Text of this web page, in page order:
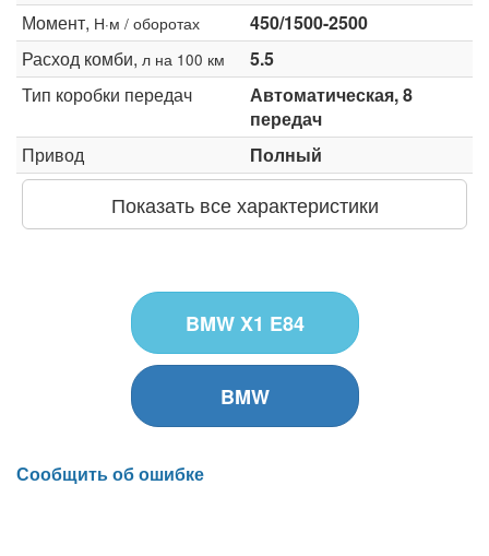
Момент, Н·м / оборотах
450/1500-2500
Расход комби, л на 100 км
5.5
Тип коробки передач
Автоматическая, 8
передач
Привод
Полный
Показать все характеристики
BMW X1 E84
BMW
Сообщить об ошибке